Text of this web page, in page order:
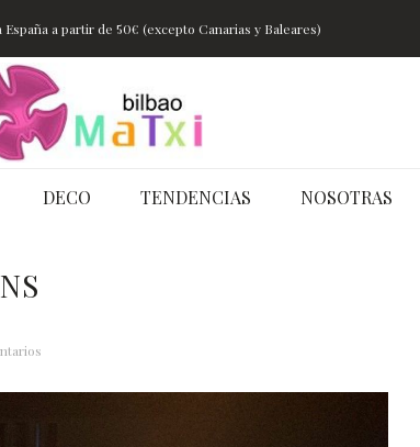
España a partir de 50€ (excepto Canarias y Baleares)
DECO TENDENCIAS NOSOTRAS